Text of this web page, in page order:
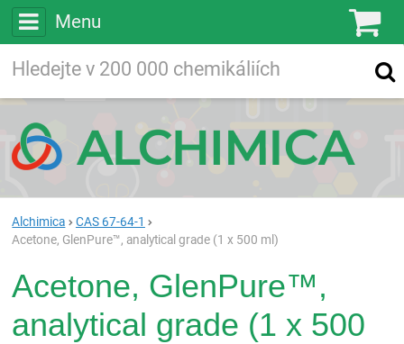
Menu
Vyhledávání
Alchimica
CAS 67-64-1
Acetone, GlenPure™, analytical grade (1 x 500 ml)
Acetone, GlenPure™,
analytical grade (1 x 500